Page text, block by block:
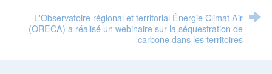
L'Observatoire régional et territorial Énergie Climat Air
(ORECA) a réalisé un webinaire sur la séquestration de
carbone dans les territoires